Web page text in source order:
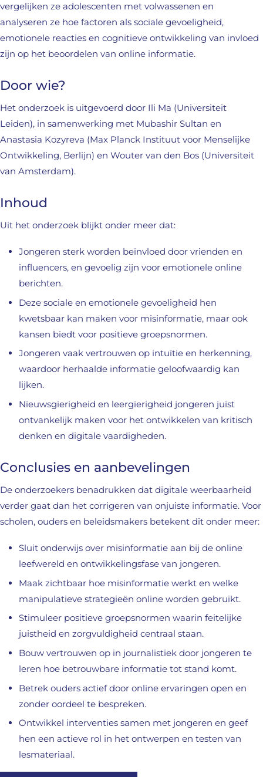
vergelijken ze adolescenten met volwassenen en
analyseren ze hoe factoren als sociale gevoeligheid,
emotionele reacties en cognitieve ontwikkeling van invloed
zijn op het beoordelen van online informatie.
Door wie?
Het onderzoek is uitgevoerd door Ili Ma (Universiteit
Leiden), in samenwerking met Mubashir Sultan en
Anastasia Kozyreva (Max Planck Instituut voor Menselijke
Ontwikkeling, Berlijn) en Wouter van den Bos (Universiteit
van Amsterdam).
Inhoud
Uit het onderzoek blijkt onder meer dat:
Jongeren sterk worden beïnvloed door vrienden en
influencers, en gevoelig zijn voor emotionele online
berichten.
Deze sociale en emotionele gevoeligheid hen
kwetsbaar kan maken voor misinformatie, maar ook
kansen biedt voor positieve groepsnormen.
Jongeren vaak vertrouwen op intuïtie en herkenning,
waardoor herhaalde informatie geloofwaardig kan
lijken.
Nieuwsgierigheid en leergierigheid jongeren juist
ontvankelijk maken voor het ontwikkelen van kritisch
denken en digitale vaardigheden.
Conclusies en aanbevelingen
De onderzoekers benadrukken dat digitale weerbaarheid
verder gaat dan het corrigeren van onjuiste informatie. Voor
scholen, ouders en beleidsmakers betekent dit onder meer:
Sluit onderwijs over misinformatie aan bij de online
leefwereld en ontwikkelingsfase van jongeren.
Maak zichtbaar hoe misinformatie werkt en welke
manipulatieve strategieën online worden gebruikt.
Stimuleer positieve groepsnormen waarin feitelijke
juistheid en zorgvuldigheid centraal staan.
Bouw vertrouwen op in journalistiek door jongeren te
leren hoe betrouwbare informatie tot stand komt.
Betrek ouders actief door online ervaringen open en
zonder oordeel te bespreken.
Ontwikkel interventies samen met jongeren en geef
hen een actieve rol in het ontwerpen en testen van
lesmateriaal.